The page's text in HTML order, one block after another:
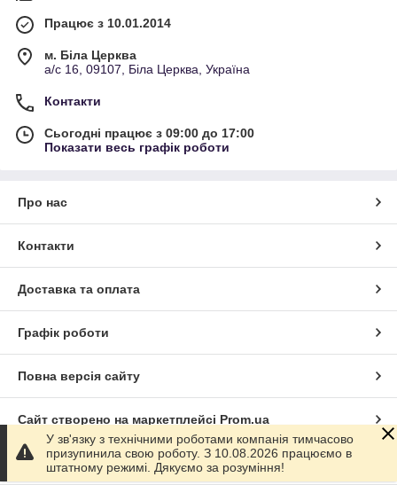
Працює з 10.01.2014
м. Біла Церква
а/с 16, 09107, Біла Церква, Україна
Контакти
Сьогодні працює з 09:00 до 17:00
Показати весь графік роботи
Про нас
Контакти
Доставка та оплата
Графік роботи
Повна версія сайту
Сайт створено на маркетплейсі Prom.ua
Політика конфіденційності
У зв'язку з технічними роботами компанія тимчасово
призупинила свою роботу. З 10.08.2026 працюємо в
штатному режимі. Дякуємо за розуміння!